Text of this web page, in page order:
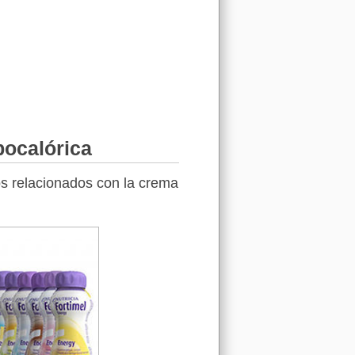
relacionados con la crema